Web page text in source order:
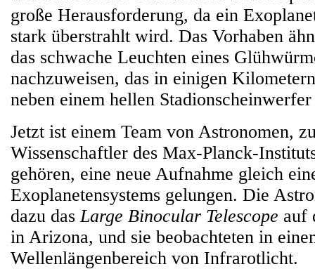
große Herausforderung, da ein
stark überstrahlt wird. Das Vorhaben
das schwache Leuchten eines
nachzuweisen, das in einigen
neben einem hellen
Jetzt ist einem Team von Astronomen,
Wissenschaftler des Max-Planck-
gehören, eine neue Aufnahme gleich
Exoplanetensystems gelungen. Die
dazu das Large Binocular Telescope auf
in Arizona, und sie beobachteten in
Wellenlängenbereich von Infrarotlicht.